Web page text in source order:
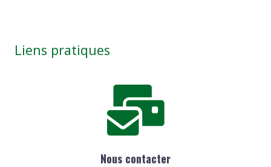
Liens pratiques
Nous contacter